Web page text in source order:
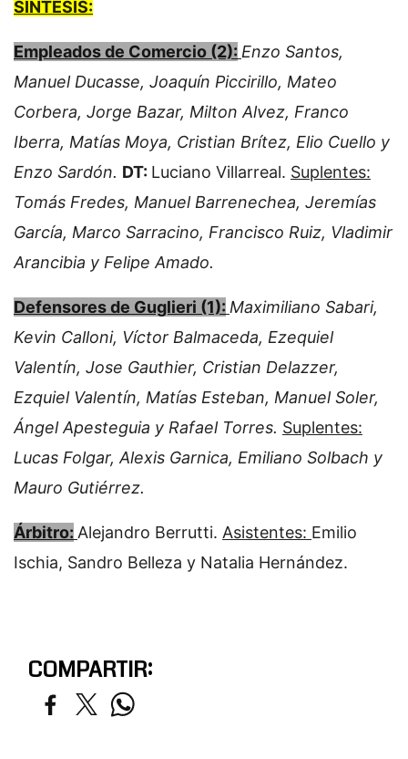
SINTESIS:
Empleados de Comercio (2): Enzo Santos,
Manuel Ducasse, Joaquín Piccirillo, Mateo
Corbera, Jorge Bazar, Milton Alvez, Franco
Iberra, Matías Moya, Cristian Brítez, Elio Cuello y
Enzo Sardón. DT: Luciano Villarreal. Suplentes:
Tomás Fredes, Manuel Barrenechea, Jeremías
García, Marco Sarracino, Francisco Ruiz, Vladimir
Arancibia y Felipe Amado.
Defensores de Guglieri (1): Maximiliano Sabari,
Kevin Calloni, Víctor Balmaceda, Ezequiel
Valentín, Jose Gauthier, Cristian Delazzer,
Ezquiel Valentín, Matías Esteban, Manuel Soler,
Ángel Apesteguia y Rafael Torres. Suplentes:
Lucas Folgar, Alexis Garnica, Emiliano Solbach y
Mauro Gutiérrez.
Árbitro: Alejandro Berrutti. Asistentes: Emilio
Ischia, Sandro Belleza y Natalia Hernández.
COMPARTIR: